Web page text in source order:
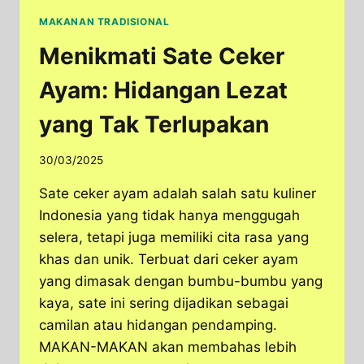
MAKANAN TRADISIONAL
Menikmati Sate Ceker
Ayam: Hidangan Lezat
yang Tak Terlupakan
30/03/2025
Sate ceker ayam adalah salah satu kuliner
Indonesia yang tidak hanya menggugah
selera, tetapi juga memiliki cita rasa yang
khas dan unik. Terbuat dari ceker ayam
yang dimasak dengan bumbu-bumbu yang
kaya, sate ini sering dijadikan sebagai
camilan atau hidangan pendamping.
MAKAN-MAKAN akan membahas lebih